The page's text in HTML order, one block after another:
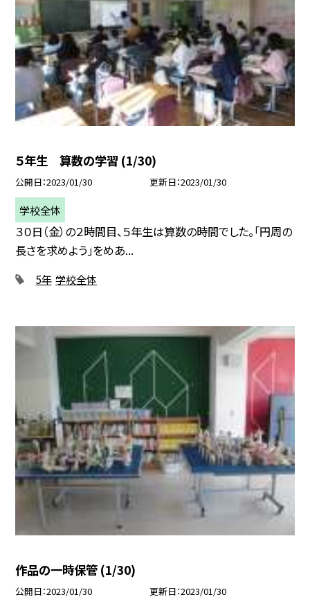
５年生 算数の学習 (1/30)
公開日 2023/01/30 更新日 2023/01/30
学校全体
３０日（金）の２時間目、５年生は算数の時間でした。「円周の
長さを求めよう」をめあ...
5年 学校全体
作品の一時保管 (1/30)
公開日 2023/01/30 更新日 2023/01/30